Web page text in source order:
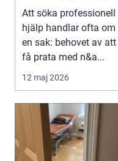
Västerås för samtal
och terapi
Att söka professionell
hjälp handlar ofta om
en sak: behovet av att
få prata med n&a...
12 maj 2026